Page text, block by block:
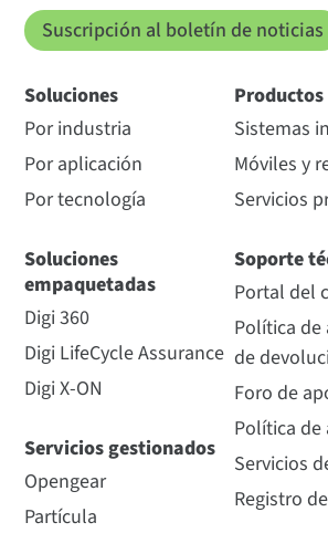
Suscripción al boletín de noticias
Soluciones
Por industria
Por aplicación
Por tecnología
Soluciones
empaquetadas
Digi 360
Digi LifeCycle Assurance
Digi X-ON
Servicios gestionados
Opengear
Partícula
Productos
Sistemas
Móviles y
Servicios
Soporte
Portal del
Política
de
Foro de
Política de
Servicios
Registro